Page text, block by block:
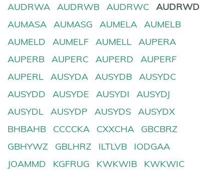
AUDRWA
AUDRWB AUDRWC
AUDRWD
AUMASA
AUMASG AUMELA
AUMELB
AUMELD
AUMELF AUMELL
AUPERA
AUPERB
AUPERC AUPERD
AUPERF
AUPERL
AUSYDA AUSYDB
AUSYDC
AUSYDD
AUSYDE AUSYDI
AUSYDJ
AUSYDL
AUSYDP AUSYDS
AUSYDX
BHBAHB
CCCCKA CXXCHA
GBCBRZ
GBHYWZ
GBLHRZ ILTLVB
IODGAA
JOAMMD
KGFRUG KWKWIB
KWKWIC